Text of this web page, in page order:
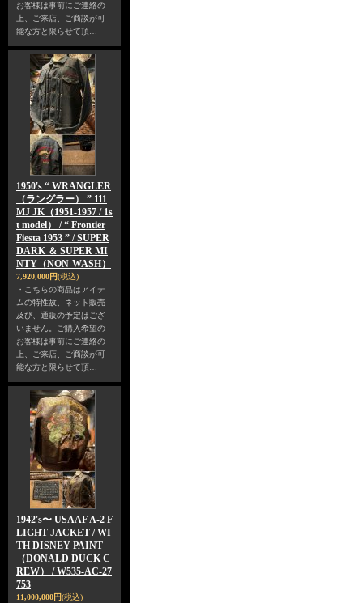
お客様は事前にご連絡の
上、ご来店、ご商談が可
能な方と限らせて頂…
1950's “ WRANGLER
（ラングラー） ” 111
MJ JK（1951-1957 / 1s
t model） / “ Frontier
Fiesta 1953 ” / SUPER
DARK ＆ SUPER MI
NTY（NON-WASH）
7,920,000円(税込)
・こちらの商品はアイテ
ムの特性故、ネット販売
及び、通販の予定はござ
いません。ご購入希望の
お客様は事前にご連絡の
上、ご来店、ご商談が可
能な方と限らせて頂…
1942's〜 USAAF A-2 F
LIGHT JACKET / WI
TH DISNEY PAINT
（DONALD DUCK C
REW） / W535-AC-27
753
11,000,000円(税込)